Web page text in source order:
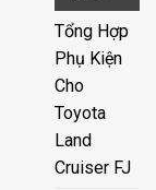
Tổng Hợp
Phụ Kiện
Cho
Toyota
Land
Cruiser FJ